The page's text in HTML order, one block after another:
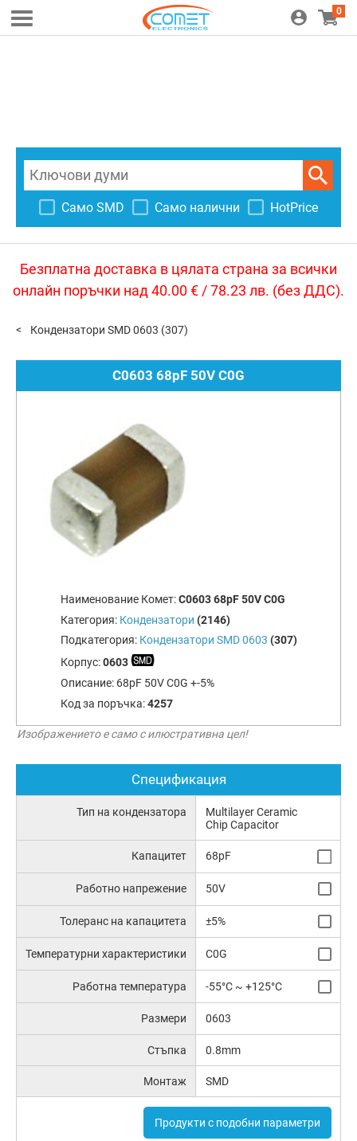
0
Само SMD Само налични HotPrice
Безплатна доставка в цялата страна за всички
онлайн поръчки над 40.00 € / 78.23 лв. (без ДДС).
Кондензатори SMD 0603 (307)
C0603 68pF 50V C0G
Наименование Комет:C0603 68pF 50V C0G
Категория: Кондензатори (2146)
Подкатегория: Кондензатори SMD 0603 (307)
Корпус:0603
Описание: 68pF 50V C0G +-5%
Код за поръчка:4257
Изображението е само с илюстративна цел!
Спецификация
Тип на кондензатора
Multilayer Ceramic
Chip Capacitor
Капацитет 68pF
Работно напрежение 50V
Толеранс на капацитета ±5%
Температурни характеристики C0G
Работна температура -55°C ~ +125°C
Размери 0603
Стъпка 0.8mm
Монтаж SMD
Продукти с подобни параметри